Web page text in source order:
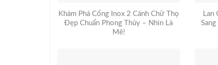
Khám Phá Cổng Inox 2 Cánh Chữ Thọ
Đẹp Chuẩn Phong Thủy – Nhìn Là
Mê!
Lan